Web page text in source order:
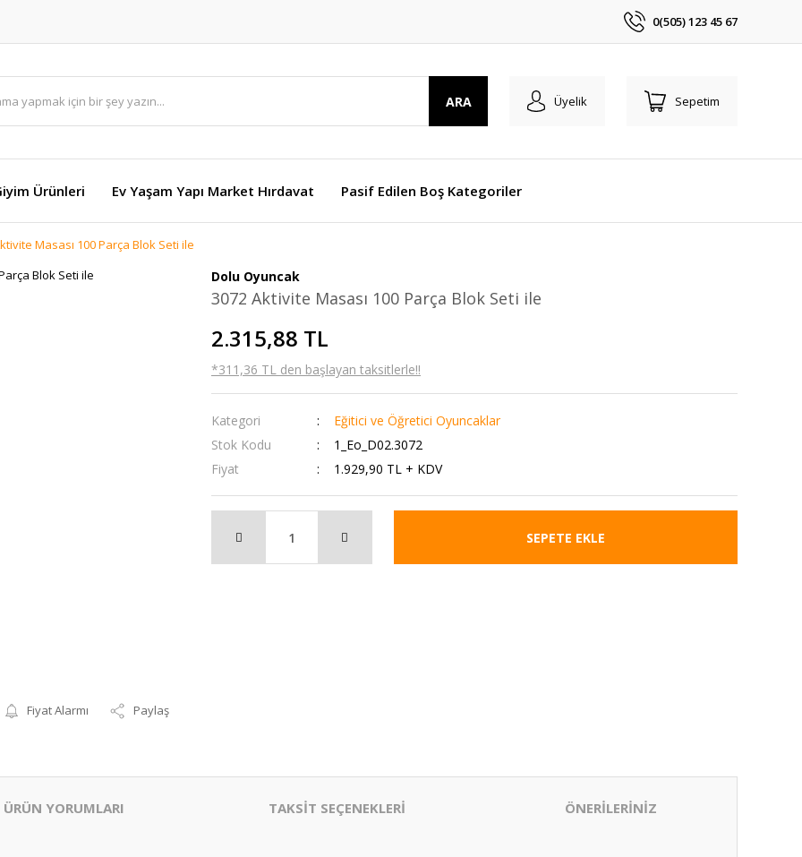
0(505) 123 45 67
ARA Üyelik Sepetim
Ürünleri Ev Yaşam Yapı Market Hırdavat Pasif Edilen Boş Kategoriler
Masası 100 Parça Blok Seti ile
Fiyat Alarmı Paylaş
Dolu Oyuncak
3072 Aktivite Masası 100 Parça Blok Seti ile
2.315,88 TL
*311,36 TL den başlayan taksitlerle!!
Kategori
Eğitici ve Öğretici Oyuncaklar
Stok Kodu
1_Eo_D02.3072
Fiyat
1.929,90 TL + KDV
SEPETE EKLE
ÜRÜN YORUMLARI TAKSİT SEÇENEKLERİ ÖNERİLERİNİZ